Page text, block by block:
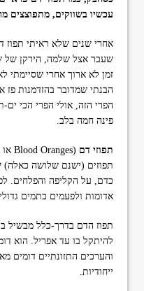
format_underlined הוסף קו תחתון לקישורים
ל
פ
ל
פ
ו
י
ו
עכשיו בשווקים, מתפוצצים
אחרי שנים שלא ראיתי
שעבר אצל שלמה, הירקן של
זמן לא ארוך אחרי שסיימתי
הבנתי שמדובר בהזדמנות
הפרי הזה, אולי הפרי הכי ים-
פינה חמה בלב.
תפוזי דם
תפוזים (ישנם שלושה כאלה)
כדם, על הקליפה והפלחים.
אדומות ולפעמים כתמים
תפוז הדם בדרך-כלל מבשיל
להיתקל בו עד אפריל. הוא
והערכים התזונתיים דומים
ייחודיות.